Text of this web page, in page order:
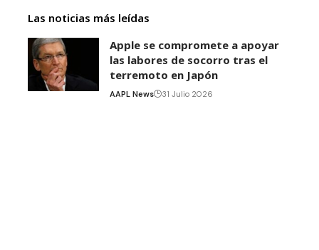
Las noticias más leídas
Apple se compromete a apoyar
las labores de socorro tras el
terremoto en Japón
AAPL News 31 Julio 2026